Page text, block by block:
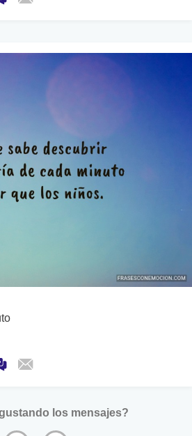
los mensajes?